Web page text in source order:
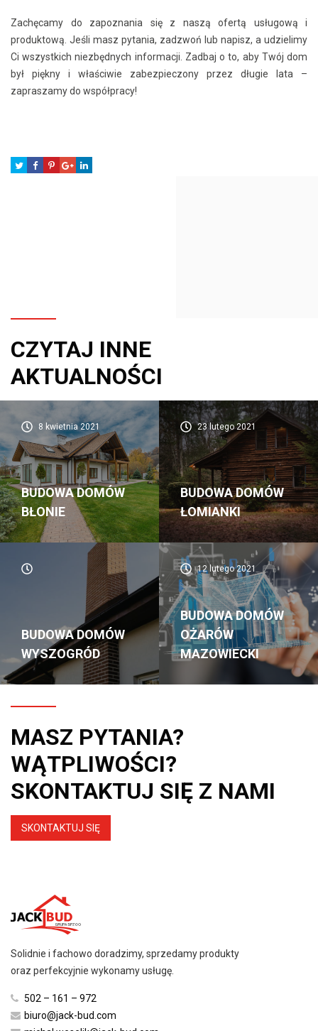
Zachęcamy do zapoznania się z naszą ofertą usługową i
produktową. Jeśli masz pytania, zadzwoń lub napisz, a udzielimy
Ci wszystkich niezbędnych informacji. Zadbaj o to, aby Twój dom
był piękny i właściwie zabezpieczony przez długie lata –
zapraszamy do współpracy!
CZYTAJ INNE
AKTUALNOŚCI
8 kwietnia 2021
BUDOWA DOMÓW
BŁONIE
23 lutego 2021
BUDOWA DOMÓW
ŁOMIANKI
BUDOWA DOMÓW
WYSZOGRÓD
12 lutego 2021
BUDOWA DOMÓW
OŻARÓW
MAZOWIECKI
MASZ PYTANIA?
WĄTPLIWOŚCI?
SKONTAKTUJ SIĘ Z NAMI
SKONTAKTUJ SIĘ
Solidnie i fachowo doradzimy, sprzedamy produkty
oraz perfekcyjnie wykonamy usługę.
502 – 161 – 972
biuro@jack-bud.com